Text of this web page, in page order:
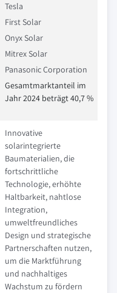
Tesla
First Solar
Onyx Solar
Mitrex Solar
Panasonic Corporation
Gesamtmarktanteil im
Jahr 2024 beträgt 40,7 %
Innovative
solarintegrierte
Baumaterialien, die
fortschrittliche
Technologie, erhöhte
Haltbarkeit, nahtlose
Integration,
umweltfreundliches
Design und strategische
Partnerschaften nutzen,
um die Marktführung
und nachhaltiges
Wachstum zu fördern